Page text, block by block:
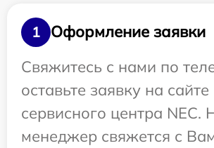
1
Оформление заявки
Свяжитесь с нами по
оставьте заявку на сайте
сервисного центра NEC.
менеджер свяжется с